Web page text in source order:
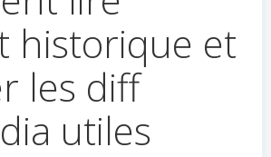
historique et
les diff
utiles